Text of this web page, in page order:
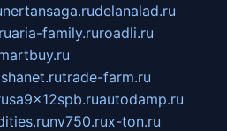
nertansaga.rudelanalad.ru
aria-family.ruroadli.ru
trade-farm.ru
autodamp.ru
nv750.rux-ton.ru